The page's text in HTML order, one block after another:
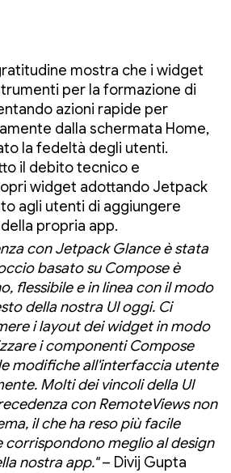
mostra che i widget
per la formazione di
azioni rapide per
dalla schermata Home,
la fedeltà degli utenti.
il debito tecnico e
widget adottando Jetpack
agli utenti di aggiungere
propria app.
con Jetpack Glance è stata
basato su Compose è
flessibile e in linea con il modo
della nostra UI oggi. Ci
i layout dei widget in modo
i componenti Compose
modifiche all'interfaccia utente
Molti dei vincoli della UI
con RemoteViews non
il che ha reso più facile
meglio al design
nostra app."– Divij Gupta